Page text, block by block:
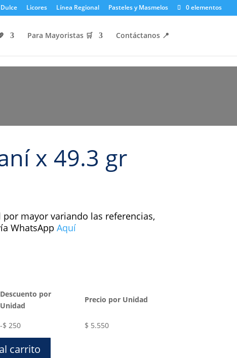
Licores Línea Regional Pasteles y Masmelos 0 elementos
Para Mayoristas 🛒 Contáctanos 📍​
x 49.3 gr
por mayor variando las referencias,
WhatsApp Aquí
Descuento por
Unidad
Precio por Unidad
-$ 250 $ 5.550
carrito